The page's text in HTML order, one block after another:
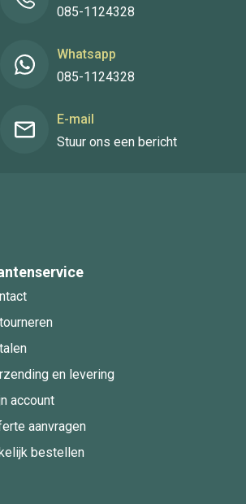
085-1124328
Whatsapp
085-1124328
E-mail
Stuur ons een bericht
en levering
account
aanvragen
bestellen